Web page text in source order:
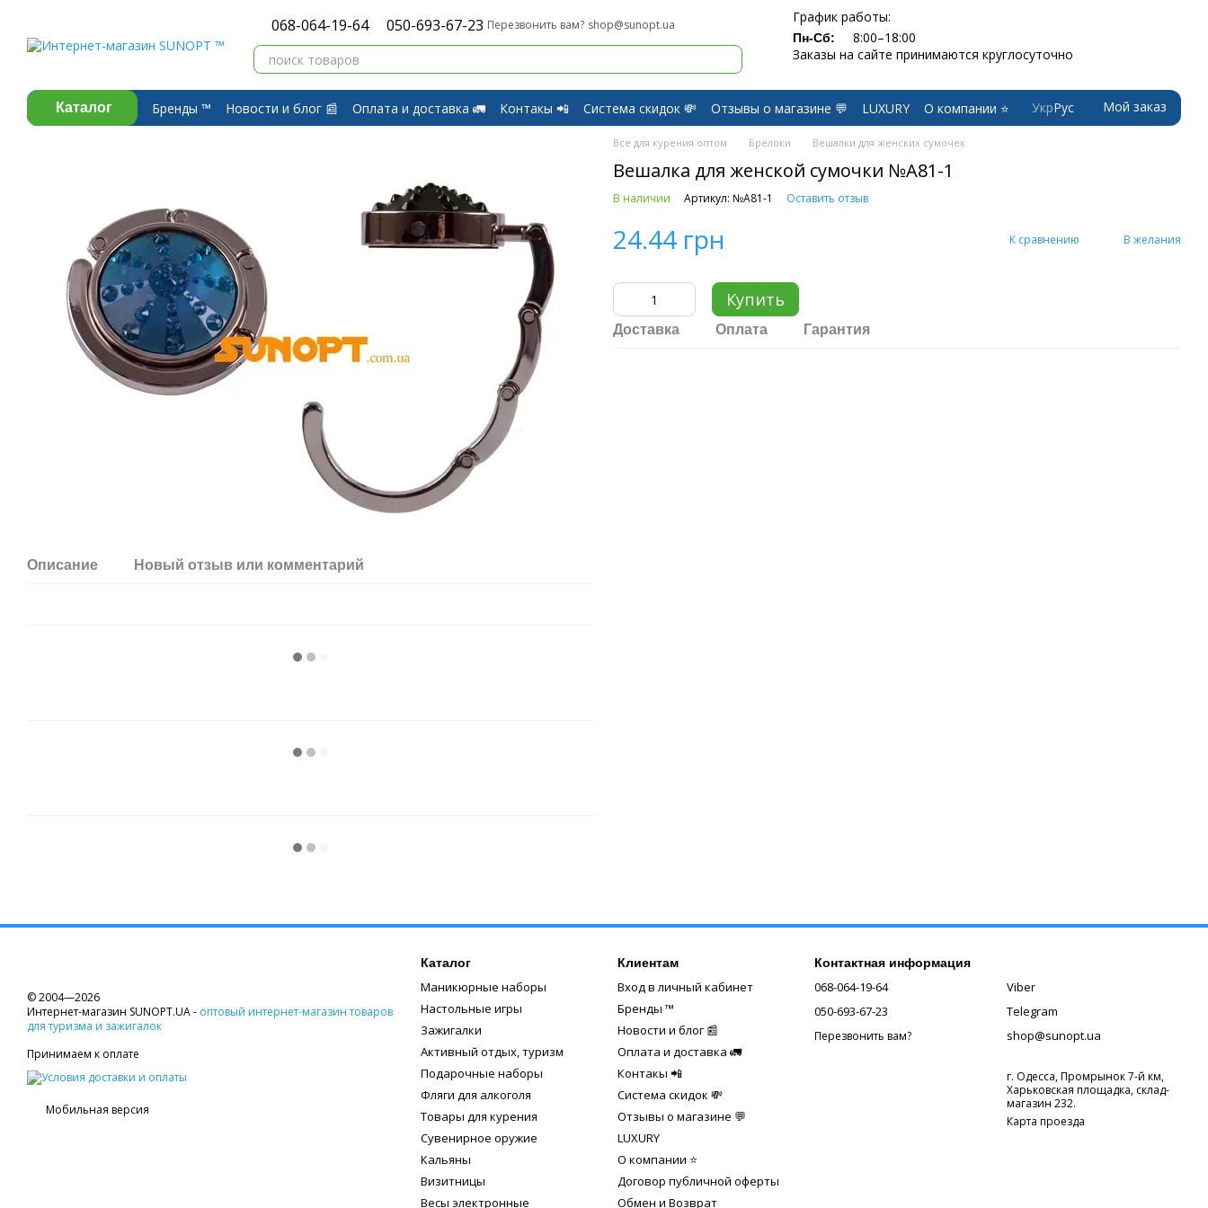
068-064-19-64 050-693-67-23 Перезвонить вам? shop@sunopt.ua График работы:
Пн-Сб:
8:00–18:00
Заказы на сайте принимаются круглосуточно
Каталог Бренды ™️ Новости и блог 📰 Оплата и доставка 🚛 Контакы 📲 Система скидок 💸 Отзывы о магазине 💬 LUXURY
О компании ⭐
Договор публичной оферты
Обмен и Возврат
УкрРус Мой заказ
Описание Новый отзыв или комментарий
Все для курения оптом Брелоки Вешалки для женских сумочек
Вешалка для женской сумочки №A81-1
В наличии Артикул: №A81-1 Оставить отзыв
24.44 грн К сравнению В желания
Купить
Доставка Оплата Гарантия
© 2004—2026
Интернет-магазин SUNOPT.UA - оптовый интернет-магазин товаров
для туризма и зажигалок
Принимаем к оплате
Мобильная версия
Каталог
Маникюрные наборы
Настольные игры
Зажигалки
Активный отдых, туризм
Подарочные наборы
Фляги для алкоголя
Товары для курения
Сувенирное оружие
Кальяны
Визитницы
Весы электронные
Клиентам
Вход в личный кабинет
Бренды ™️
Новости и блог 📰
Оплата и доставка 🚛
Контакы 📲
Система скидок 💸
Отзывы о магазине 💬
LUXURY
О компании ⭐
Договор публичной оферты
Обмен и Возврат
Контактная информация
068-064-19-64
050-693-67-23
Перезвонить вам?
Viber
Telegram
shop@sunopt.ua
г. Одесса, Промрынок 7-й км,
Харьковская площадка, склад-
магазин 232.
Карта проезда